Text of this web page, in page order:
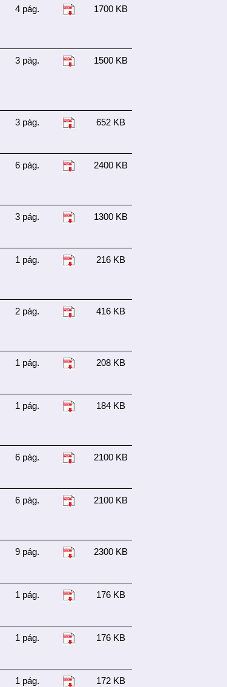
4 pág. 1700 KB
3 pág. 1500 KB
3 pág. 652 KB
6 pág. 2400 KB
3 pág. 1300 KB
1 pág. 216 KB
2 pág. 416 KB
1 pág. 208 KB
1 pág. 184 KB
6 pág. 2100 KB
6 pág. 2100 KB
9 pág. 2300 KB
1 pág. 176 KB
1 pág. 176 KB
1 pág. 172 KB